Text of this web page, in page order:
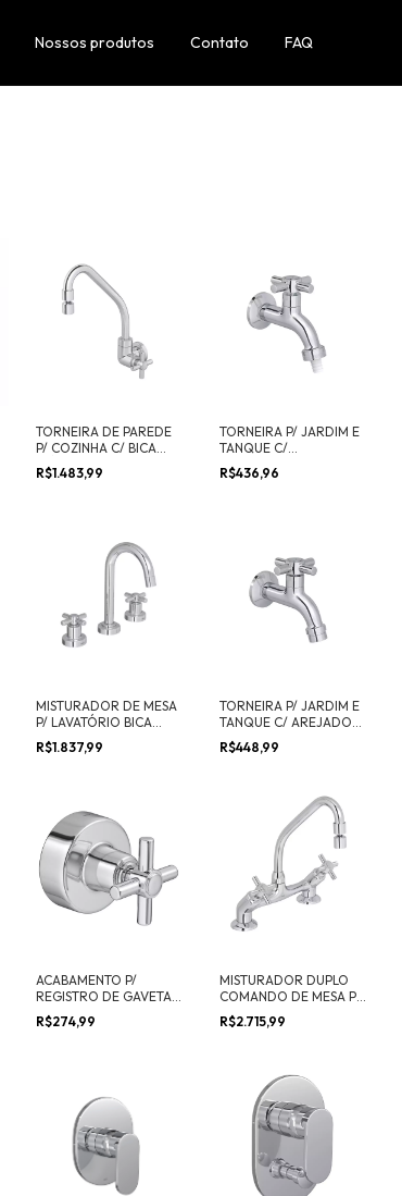
Nossos produtos Contato FAQ
TORNEIRA DE PAREDE
P/ COZINHA C/ BICA
MÓVEL IZY
R$1.483,99
TORNEIRA P/ JARDIM E
TANQUE C/
ADAPTADOR DE
MANGUEIRA IZY
R$436,96
MISTURADOR DE MESA
P/ LAVATÓRIO BICA
ALTA IZY
R$1.837,99
TORNEIRA P/ JARDIM E
TANQUE C/ AREJADOR
IZY
R$448,99
ACABAMENTO P/
REGISTRO DE GAVETA 1
1/4” E 1 1/2” IZY
R$274,99
MISTURADOR DUPLO
COMANDO DE MESA P/
COZINHA IZY
R$2.715,99